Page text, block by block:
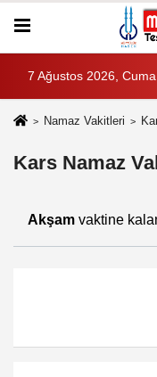
7 Ağustos 2026, Cuma
Namaz Vakitleri
Kars Namaz
Akşamvaktine